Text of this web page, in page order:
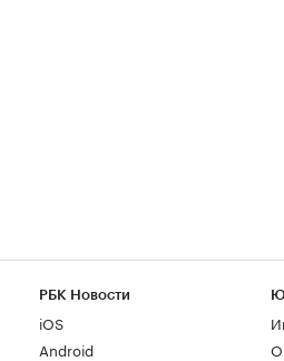
РБК Новости
iOS
Android
О